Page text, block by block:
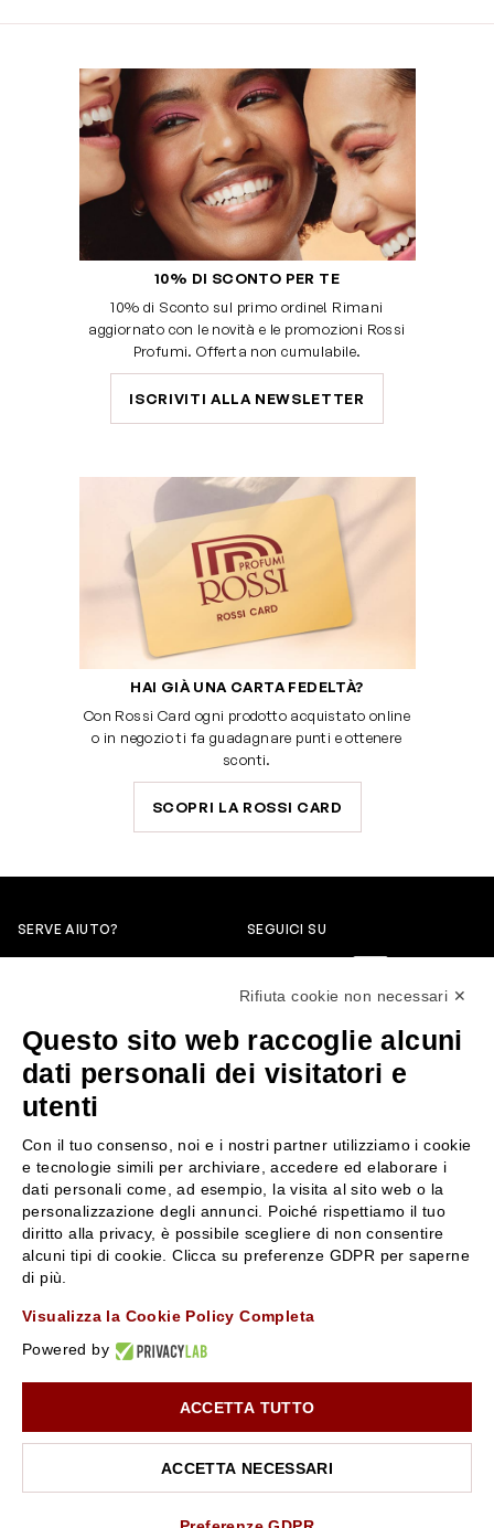
10% DI SCONTO PER TE
10% di Sconto sul primo ordine! Rimani
aggiornato con le novità e le promozioni Rossi
Profumi. Offerta non cumulabile.
ISCRIVITI ALLA NEWSLETTER
HAI GIÀ UNA CARTA FEDELTÀ?
Con Rossi Card ogni prodotto acquistato online
o in negozio ti fa guadagnare punti e ottenere
sconti.
SCOPRI LA ROSSI CARD
SERVE AIUTO?
servizioclienti@rossiprofumi.it
SEGUICI SU
SERVIZIO CLIENTI
Resi e rimborsi
Pagamenti
Spedizione
Condizioni generali di vendita
Privacy Policy
Chi siamo
Contattaci
Negozi
Attiva la Rossi Card
Lavora con noi
P.IVA 01351170350 - REA RE-179054 Cap.Soc. € 120.000,00 i.v. - PEC
10% di Sconto sul primo ordine!*
Iscriviti alla newsletter e rimani aggiornato con le novità e
le promozioni Rossi Profumi.
*Il Buono non si applica su Articoli in Promozione
Rifiuta cookie non necessari ✕
Questo sito web raccoglie alcuni
dati personali dei visitatori e
utenti
Con il tuo consenso, noi e i nostri partner utilizziamo i cookie
e tecnologie simili per archiviare, accedere ed elaborare i
dati personali come, ad esempio, la visita al sito web o la
personalizzazione degli annunci. Poiché rispettiamo il tuo
diritto alla privacy, è possibile scegliere di non consentire
alcuni tipi di cookie. Clicca su preferenze GDPR per saperne
di più.
Visualizza la Cookie Policy Completa
Powered by
ACCETTA TUTTO
ACCETTA NECESSARI